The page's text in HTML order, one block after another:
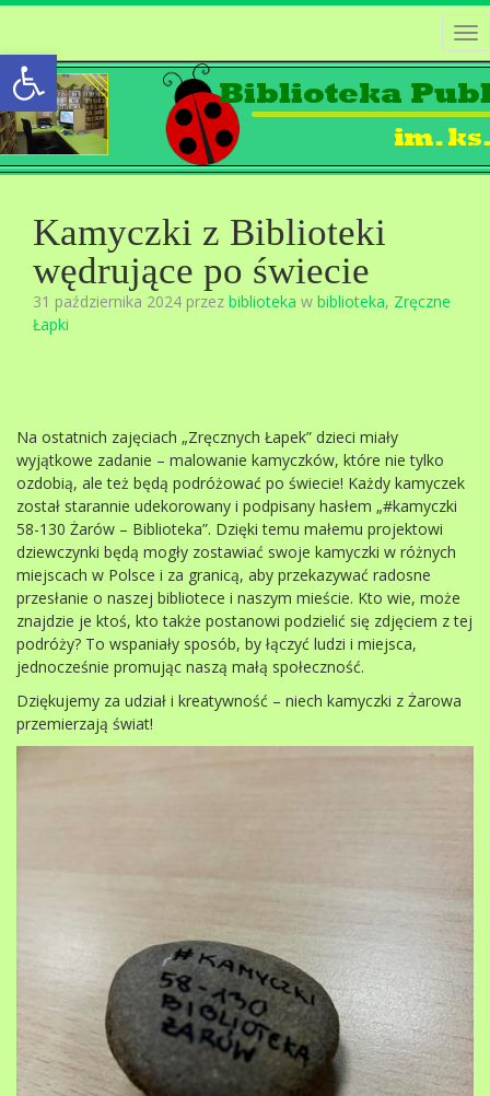
Open toolbar
Kamyczki z Biblioteki
wędrujące po świecie
31 października 2024 przez biblioteka w biblioteka, Zręczne
Łapki
Na ostatnich zajęciach „Zręcznych Łapek” dzieci miały
wyjątkowe zadanie – malowanie kamyczków, które nie tylko
ozdobią, ale też będą podróżować po świecie! Każdy kamyczek
został starannie udekorowany i podpisany hasłem „#kamyczki
58-130 Żarów – Biblioteka”. Dzięki temu małemu projektowi
dziewczynki będą mogły zostawiać swoje kamyczki w różnych
miejscach w Polsce i za granicą, aby przekazywać radosne
przesłanie o naszej bibliotece i naszym mieście. Kto wie, może
znajdzie je ktoś, kto także postanowi podzielić się zdjęciem z tej
podróży? To wspaniały sposób, by łączyć ludzi i miejsca,
jednocześnie promując naszą małą społeczność.
Dziękujemy za udział i kreatywność – niech kamyczki z Żarowa
przemierzają świat!